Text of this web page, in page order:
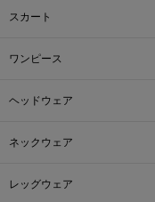
スカート
ワンピース
ヘッドウェア
ネックウェア
レッグウェア